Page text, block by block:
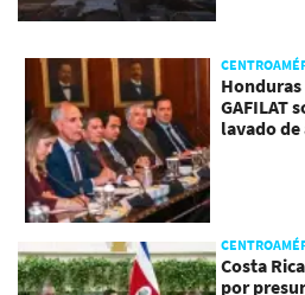
GAFILAT
lavado
Costa
por